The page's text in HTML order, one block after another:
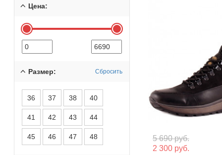
Цена:
Размер: Сбросить
36 37 38 40
41 42 43 44
45 46 47 48
Материал вверха: Натуральная
кожа
5 690 руб.
2 300 руб.
Материал
кожа